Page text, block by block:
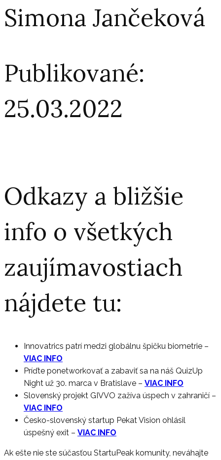
Simona Jančeková
Publikované:
25.03.2022
Odkazy a bližšie
info o všetkých
zaujímavostiach
nájdete tu:
Innovatrics patrí medzi globálnu špičku biometrie –
VIAC INFO
Príďte ponetworkovať a zabaviť sa na náš QuizUp
Night už 30. marca v Bratislave – VIAC INFO
Slovenský projekt GIVVO zažíva úspech v zahraničí –
VIAC INFO
Česko-slovenský startup Pekat Vision ohlásil
úspešný exit – VIAC INFO
Ak ešte nie ste súčasťou StartuPeak komunity, neváhajte